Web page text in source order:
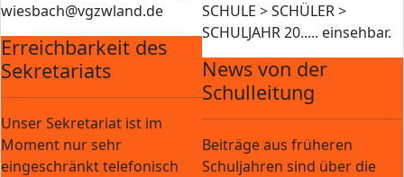
wiesbach@vgzwland.de
Erreichbarkeit des
Sekretariats
Unser Sekretariat ist im
Moment nur sehr
eingeschränkt telefonisch
SCHULE > SCHÜLER >
SCHULJAHR 20..... einsehbar.
News von der
Schulleitung
Beiträge aus früheren
Schuljahren sind über die